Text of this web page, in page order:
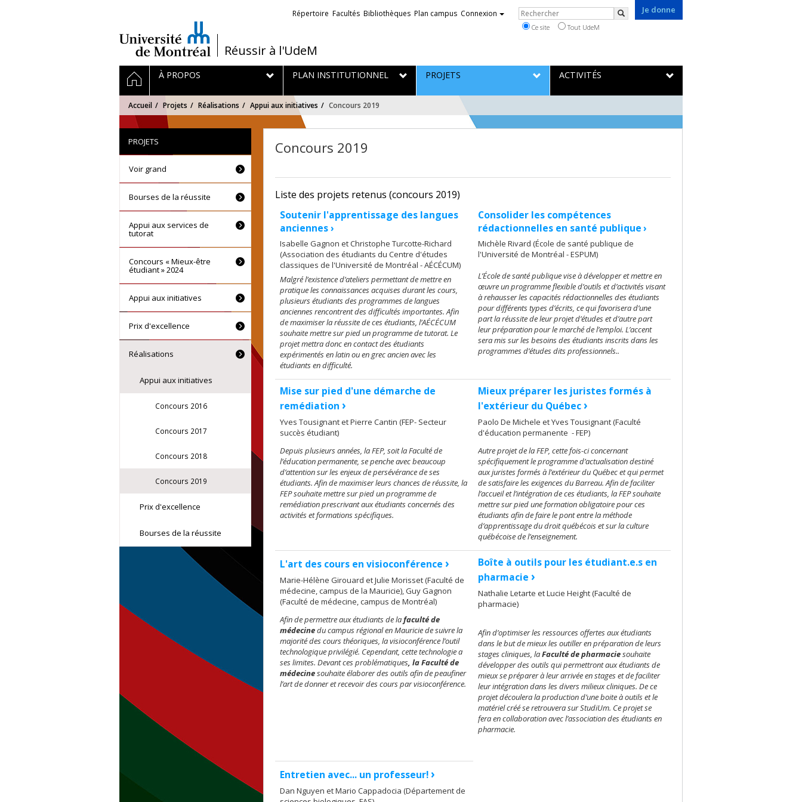
/Réussir à l'UdeM
Je donne
Liens
externes
Répertoire Facultés Bibliothèques Plan campus Connexion Rechercher
Rechercher
Ce site Tout UdeM
Navigation
principale
ACCUEIL
À PROPOS PLAN INSTITUTIONNEL PROJETS ACTIVITÉS
Accueil Projets Réalisations Appui aux initiatives Concours 2019
Concours 2019
Liste des projets retenus (concours 2019)
Soutenir l'apprentissage des langues
anciennes ›
Isabelle Gagnon et Christophe Turcotte-Richard
(Association des étudiants du Centre d'études
classiques de l'Université de Montréal - AÉCÉCUM)
Malgré l’existence d’ateliers permettant de mettre en
pratique les connaissances acquises durant les cours,
plusieurs étudiants des programmes de langues
anciennes rencontrent des difficultés importantes. Afin
de maximiser la réussite de ces étudiants, l’AÉCÉCUM
souhaite mettre sur pied un programme de tutorat. Le
projet mettra donc en contact des étudiants
expérimentés en latin ou en grec ancien avec les
étudiants en difficulté.
Consolider les compétences
rédactionnelles en santé publique›
Michèle Rivard (École de santé publique de
l'Université de Montréal - ESPUM)
L’École de santé publique vise à développer et mettre en
œuvre un programme flexible d’outils et d’activités visant
à rehausser les capacités rédactionnelles des étudiants
pour différents types d’écrits, ce qui favorisera d’une
part la réussite de leur projet d’études et d’autre part
leur préparation pour le marché de l’emploi. L’accent
sera mis sur les besoins des étudiants inscrits dans les
programmes d’études dits professionnels..
Mise sur pied d'une démarche de
remédiation ›
Yves Tousignant et Pierre Cantin (FEP- Secteur
succès étudiant)
Depuis plusieurs années, la FEP, soit la Faculté de
l’éducation permanente, se penche avec beaucoup
d’attention sur les enjeux de persévérance de ses
étudiants. Afin de maximiser leurs chances de réussite, la
FEP souhaite mettre sur pied un programme de
remédiation prescrivant aux étudiants concernés des
activités et formations spécifiques.
Mieux préparer les juristes formés à
l'extérieur du Québec›
Paolo De Michele et Yves Tousignant (Faculté
d'éducation permanente - FEP)
Autre projet de la FEP, cette fois-ci concernant
spécifiquement le programme d’actualisation destiné
aux juristes formés à l’extérieur du Québec et qui permet
de satisfaire les exigences du Barreau. Afin de faciliter
l’accueil et l’intégration de ces étudiants, la FEP souhaite
mettre sur pied une formation obligatoire pour ces
étudiants afin de faire le pont entre la méthode
d’apprentissage du droit québécois et sur la culture
québécoise de l’enseignement.
L'art des cours en visioconférence ›
Marie-Hélène Girouard et Julie Morisset (Faculté de
médecine, campus de la Mauricie), Guy Gagnon
(Faculté de médecine, campus de Montréal)
Afin de permettre aux étudiants de lafaculté de
médecinedu campus régional en Mauricie de suivre la
majorité des cours théoriques, la visioconférence l’outil
technologique privilégié. Cependant, cette technologie a
ses limites. Devant ces problématiques, la Faculté de
médecinesouhaite élaborer des outils afin de peaufiner
l’art de donner et recevoir des cours par visioconférence.
Boîte à outils pour les étudiant.e.s en
pharmacie ›
Nathalie Letarte et Lucie Height (Faculté de
pharmacie)
Afin d’optimiser les ressources offertes aux étudiants
dans le but de mieux les outiller en préparation de leurs
stages cliniques, laFaculté de pharmaciesouhaite
développer des outils qui permettront aux étudiants de
mieux se préparer à leur arrivée en stages et de faciliter
leur intégration dans les divers milieux cliniques. De ce
projet découlera la production d’une boite à outils et le
matériel créé se retrouvera sur StudiUm. Ce projet se
fera en collaboration avec l’association des étudiants en
pharmacie.
Entretien avec... un professeur!›
Dan Nguyen et Mario Cappadocia (Département de
PROJETS
Voir grand
Bourses de la réussite
Appui aux services de
tutorat
Concours « Mieux-être
étudiant » 2024
Appui aux initiatives
Prix d'excellence
Réalisations
Appui aux initiatives
Concours 2016
Concours 2017
Concours 2018
Concours 2019
Prix d'excellence
Bourses de la réussite